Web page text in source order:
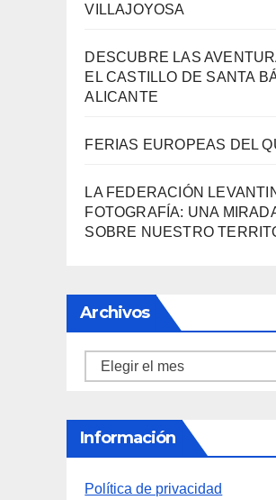
VILLAJOYOSA
DESCUBRE LAS
EL CASTILLO DE SANTA
ALICANTE
FERIAS EUROPEAS DEL
LA FEDERACIÓN
FOTOGRAFÍA: UNA
SOBRE NUESTRO
Archivos
Archivos
Información
Política de privacidad